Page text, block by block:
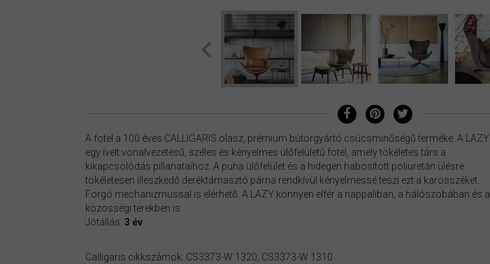
A fotel a 100 éves CALLIGARIS olasz, prémium bútorgyártó csúcsminőségű terméke. A LAZY
egy ívelt vonalvezetésű, széles és kényelmes ülőfelületű fotel, amely tökéletes társ a
kikapcsolódás pillanataihoz. A puha ülőfelület és a hidegen habosított poliuretán ülésre
tökéletesen illeszkedő deréktámasztó párna rendkívül kényelmessé teszi ezt a karosszéket.
Forgó mechanizmussal is elérhető. A LAZY könnyen elfér a nappaliban, a hálószobában és a
közösségi terekben is.
Jótállás: 3 év
Calligaris cikkszámok: CS3373-W 1320; CS3373-W 1310